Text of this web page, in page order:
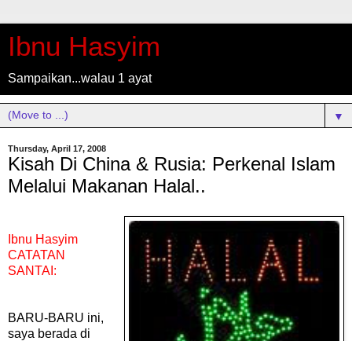
Ibnu Hasyim
Sampaikan...walau 1 ayat
▼
Thursday, April 17, 2008
Kisah Di China & Rusia: Perkenal Islam
Melalui Makanan Halal..
Ibnu Hasyim
CATATAN
SANTAI:
BARU-BARU ini,
saya berada di